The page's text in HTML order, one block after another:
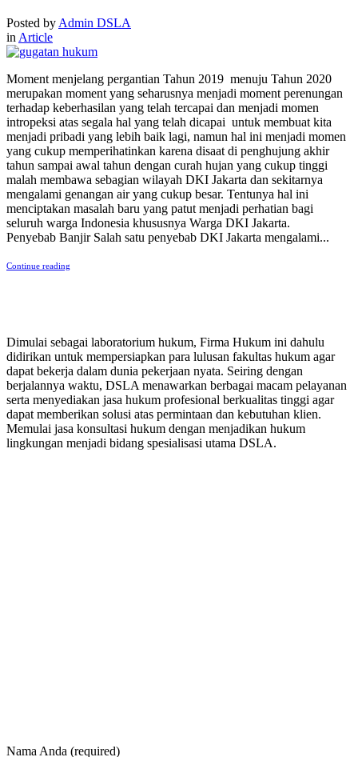
Posted by Admin DSLA
in Article
Moment menjelang pergantian Tahun 2019 menuju Tahun 2020
merupakan moment yang seharusnya menjadi moment perenungan
terhadap keberhasilan yang telah tercapai dan menjadi momen
intropeksi atas segala hal yang telah dicapai untuk membuat kita
menjadi pribadi yang lebih baik lagi, namun hal ini menjadi momen
yang cukup memperihatinkan karena disaat di penghujung akhir
tahun sampai awal tahun dengan curah hujan yang cukup tinggi
malah membawa sebagian wilayah DKI Jakarta dan sekitarnya
mengalami genangan air yang cukup besar. Tentunya hal ini
menciptakan masalah baru yang patut menjadi perhatian bagi
seluruh warga Indonesia khususnya Warga DKI Jakarta.
Penyebab Banjir Salah satu penyebab DKI Jakarta mengalami...
Continue reading
Dimulai sebagai laboratorium hukum, Firma Hukum ini dahulu
didirikan untuk mempersiapkan para lulusan fakultas hukum agar
dapat bekerja dalam dunia pekerjaan nyata. Seiring dengan
berjalannya waktu, DSLA menawarkan berbagai macam pelayanan
serta menyediakan jasa hukum profesional berkualitas tinggi agar
dapat memberikan solusi atas permintaan dan kebutuhan klien.
Memulai jasa konsultasi hukum dengan menjadikan hukum
lingkungan menjadi bidang spesialisasi utama DSLA.
Nama Anda (required)